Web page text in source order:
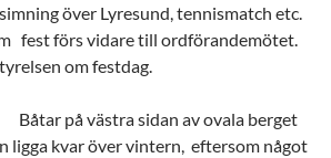
över Lyresund, tennismatch etc.
fest förs vidare till ordförandemötet.
om festdag.
på västra sidan av ovala berget
ligga kvar över vintern, eftersom något